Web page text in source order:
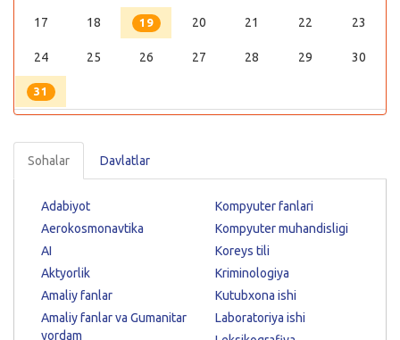
17 18 19 20 21 22 23
24 25 26 27 28 29 30
31
Sohalar Davlatlar
Adabiyot
Aerokosmonavtika
AI
Aktyorlik
Amaliy fanlar
Amaliy fanlar va Gumanitar
yordam
Kompyuter fanlari
Kompyuter muhandisligi
Koreys tili
Kriminologiya
Kutubxona ishi
Laboratoriya ishi